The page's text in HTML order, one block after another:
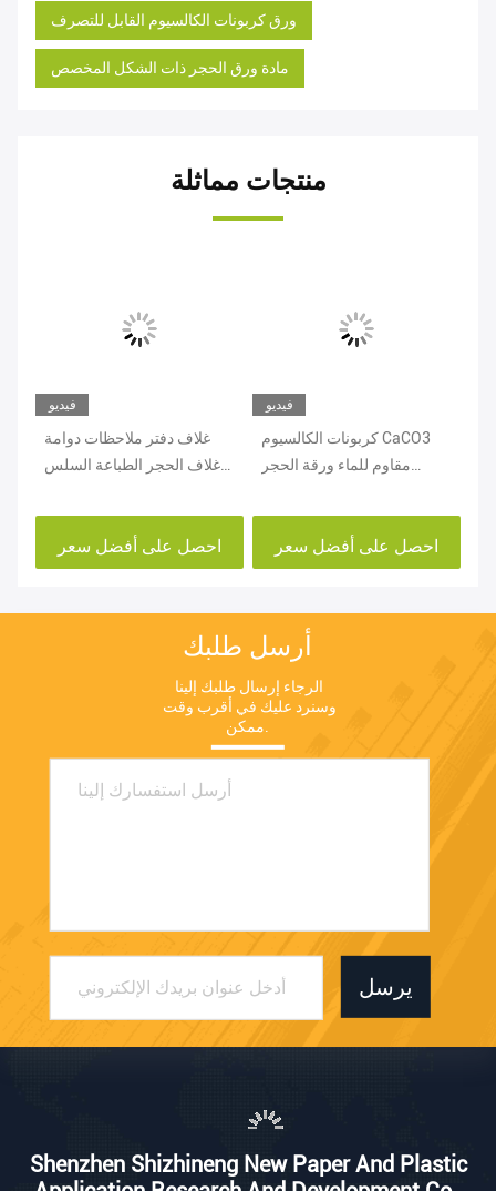
ورق كربونات الكالسيوم القابل للتصرف
مادة ورق الحجر ذات الشكل المخصص
منتجات مماثلة
فيديو
غلاف دفتر ملاحظات دوامة
غلاف الحجر الطباعة السلس
احصل على أفضل سعر
فيديو
كربونات الكالسيوم CaCO3
مقاوم للماء ورقة الحجر
احصل على أفضل سعر
أرسل طلبك
يرسل
Shenzhen Shizhineng New Paper And Plastic